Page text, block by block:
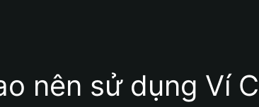
nên sử dụng Ví